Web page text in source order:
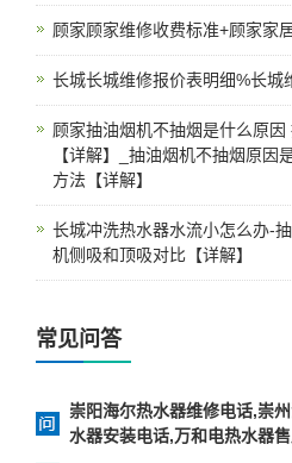
顾家顾家维修收费标准+顾家家
长城长城维修报价表明细%长城
顾家抽油烟机不抽烟是什么原
【详解】_抽油烟机不抽烟原因
方法【详解】
长城冲洗热水器水流小怎么办-
机侧吸和顶吸对比【详解】
常见问答
崇阳海尔热水器维修电话,崇
水器安装电话,万和电热水器